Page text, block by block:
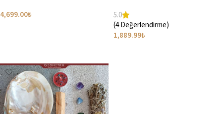
4,699.00₺
5.0
(4 Değerlendirme)
1,889.99₺